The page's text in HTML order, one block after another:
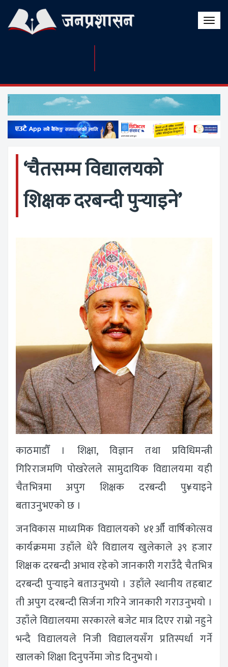
Toggle
‘चैतसम्म विद्यालयको
शिक्षक दरबन्दी पुर्‍याइने’
काठमाडौँ । शिक्षा, विज्ञान तथा प्रविधिमन्त्री
गिरिराजमणि पोखरेलले सामुदायिक विद्यालयमा यही
चैतभित्रमा अपुग शिक्षक दरबन्दी पु¥याइने
बताउनुभएको छ ।
जनविकास माध्यमिक विद्यालयको ४१औँ वार्षिकोत्सव
कार्यक्रममा उहाँले धेरै विद्यालय खुलेकाले ३९ हजार
शिक्षक दरबन्दी अभाव रहेको जानकारी गराउँदै चैतभित्र
दरबन्दी पुर्‍याइने बताउनुभयो । उहाँले स्थानीय तहबाट
ती अपुग दरबन्दी सिर्जना गरिने जानकारी गराउनुभयो ।
उहाँले विद्यालयमा सरकारले बजेट मात्र दिएर राम्रो नहुने
भन्दै विद्यालयले निजी विद्यालयसँग प्रतिस्पर्धा गर्ने
खालको शिक्षा दिनुपर्नेमा जोड दिनुभयो ।